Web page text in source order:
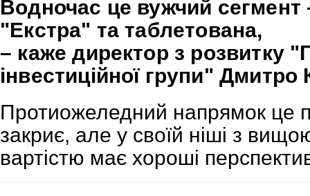
Водночас це вужчий сегмент
"Екстра" та таблетована,
– каже директор з розвитку
інвестиційної групи" Дмитро
Протиожеледний напрямок це
закриє, але у своїй ніші з
вартістю має хороші